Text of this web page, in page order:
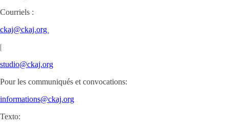
Courriels :
ckaj@ckaj.org
|
studio@ckaj.org
Pour les communiqués et convocations:
informations@ckaj.org
Texto: